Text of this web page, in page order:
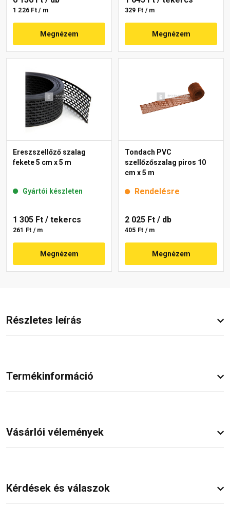
1 226 Ft / m
Megnézem
329 Ft / m
Megnézem
Ereszszellőző szalag
fekete 5 cm x 5 m
Gyártói készleten
1 305 Ft / tekercs
261 Ft / m
Megnézem
Tondach PVC
szellőzőszalag piros 10
cm x 5 m
Rendelésre
2 025 Ft / db
405 Ft / m
Megnézem
Részletes leírás
Termékinformáció
Vásárlói vélemények
Kérdések és válaszok